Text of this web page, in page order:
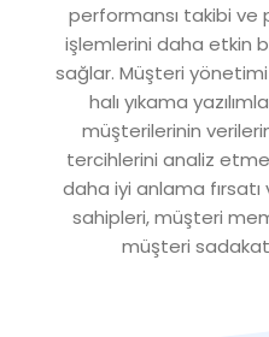
performansı takibi
işlemlerini daha etkin
sağlar. Müşteri yönetimi
halı yıkama
müşterilerinin
tercihlerini analiz
daha iyi anlama
sahipleri, müşteri
müşteri